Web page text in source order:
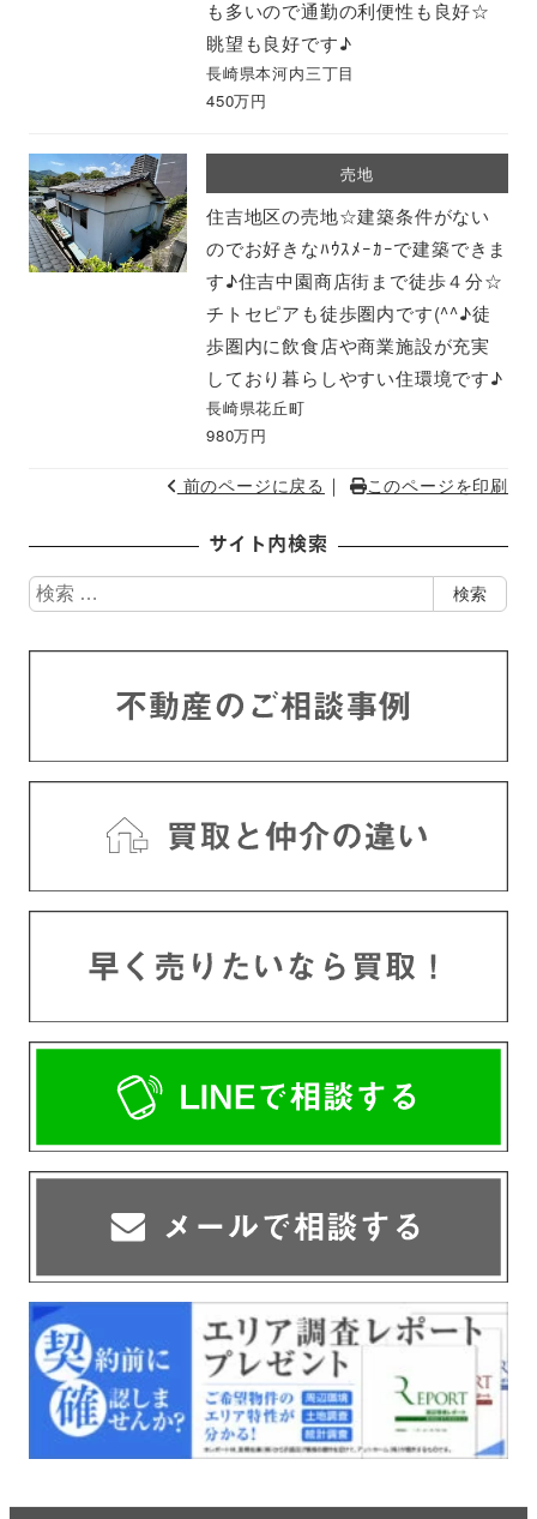
も多いので通勤の利便性も良好☆
眺望も良好です♪
長崎県本河内三丁目
450万円
売地
住吉地区の売地☆建築条件がない
のでお好きなﾊｳｽﾒｰｶｰで建築できま
す♪住吉中園商店街まで徒歩４分☆
チトセピアも徒歩圏内です(^^♪徒
歩圏内に飲食店や商業施設が充実
しており暮らしやすい住環境です♪
長崎県花丘町
980万円
前のページに戻る ｜ このページを印刷
サイト内検索
検
索
検索